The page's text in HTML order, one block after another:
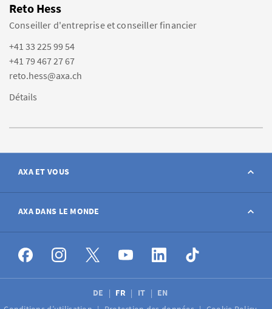
Reto Hess
Conseiller d'entreprise et conseiller financier
+41 33 225 99 54
+41 79 467 27 67
reto.hess@axa.ch
Détails
AXA ET VOUS
Contact
Déclarer sinistre
Postes à pourvoir
AXA DANS LE MONDE
AXA dans le monde
DE FR IT
EN